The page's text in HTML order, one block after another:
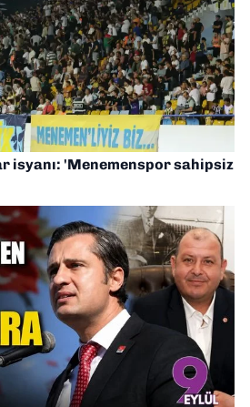
isyanı: 'Menemenspor sahipsiz